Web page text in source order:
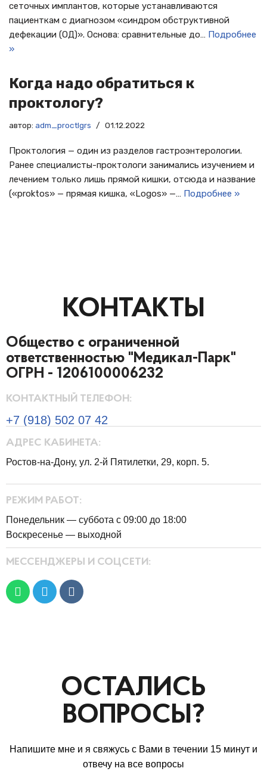
сеточных имплантов, которые устанавливаются
пациенткам с диагнозом «синдром обструктивной
дефекации (ОД)». Основа: сравнительные до… Подробнее
»
Когда надо обратиться к
проктологу?
автор: adm_proctlgrs 01.12.2022
Проктология — один из разделов гастроэнтерологии.
Ранее специалисты-проктологи занимались изучением и
лечением только лишь прямой кишки, отсюда и название
(«proktos» — прямая кишка, «Logos» —… Подробнее »
КОНТАКТЫ
Общество с ограниченной
ответственностью "Медикал-Парк"
ОГРН - 1206100006232
КОНТАКТНЫЙ ТЕЛЕФОН:
+7 (918) 502 07 42
АДРЕС КАБИНЕТА:
Ростов-на-Дону, ул. 2-й Пятилетки, 29, корп. 5.
РЕЖИМ РАБОТ:
Понедельник — суббота с 09:00 до 18:00
Воскресенье — выходной
МЕССЕНДЖЕРЫ И СОЦСЕТИ:
ОСТАЛИСЬ
ВОПРОСЫ?
Напишите мне и я свяжусь с Вами в течении 15 минут и
отвечу на все вопросы